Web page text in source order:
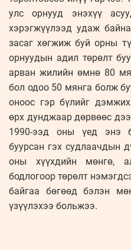
улс орнууд энэхүү
хэрэгжүүлээд удаж
засаг хөгжиж буй орны
орнуудын адил төрөлт
арван жилийн өмнө 80
бол одоо 50 мянга болж
оноос гэр бүлийг
өрх дунджаар дөрвөөс
1990-ээд оны үед энэ
буурсан гэх судлаачдын
оны хүүхдийн мөнгө,
бодлогоор төрөлт
байгаа бөгөөд бэлэн
үзүүлэхээ больжээ.